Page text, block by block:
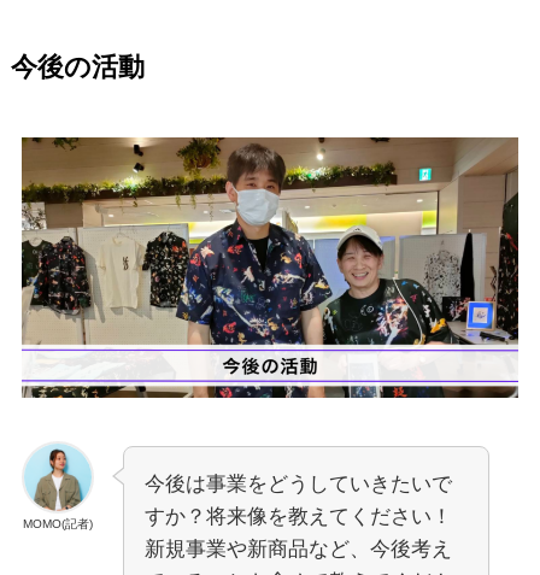
今後の活動
MOMO(記者)
今後は事業をどうしていきたいで
すか？将来像を教えてください！
新規事業や新商品など、今後考え